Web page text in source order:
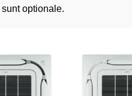
sunt optionale.